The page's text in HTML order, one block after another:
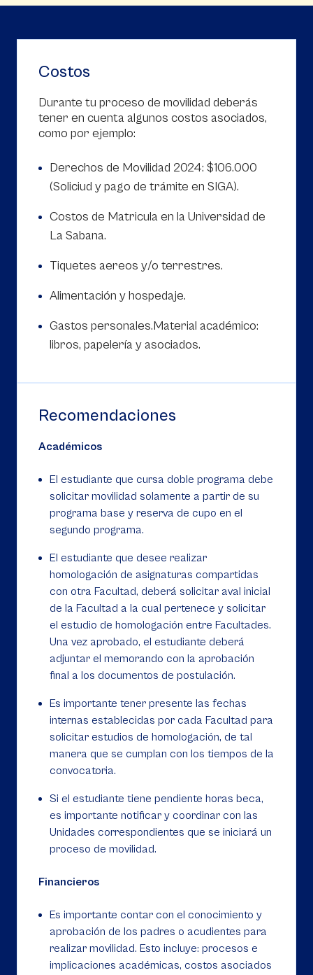
Costos
Durante tu proceso de movilidad deberás
tener en cuenta algunos costos asociados,
como por ejemplo:
Derechos de Movilidad 2024: $106.000
(Soliciud y pago de trámite en SIGA).
Costos de Matricula en la Universidad de
La Sabana.
Tiquetes aereos y/o terrestres.
Alimentación y hospedaje.
Gastos personales.Material académico:
libros, papelería y asociados.
Recomendaciones
Académicos
El estudiante que cursa doble programa debe
solicitar movilidad solamente a partir de su
programa base y reserva de cupo en el
segundo programa.
El estudiante que desee realizar
homologación de asignaturas compartidas
con otra Facultad, deberá solicitar aval inicial
de la Facultad a la cual pertenece y solicitar
el estudio de homologación entre Facultades.
Una vez aprobado, el estudiante deberá
adjuntar el memorando con la aprobación
final a los documentos de postulación.
Es importante tener presente las fechas
internas establecidas por cada Facultad para
solicitar estudios de homologación, de tal
manera que se cumplan con los tiempos de la
convocatoria.
Si el estudiante tiene pendiente horas beca,
es importante notificar y coordinar con las
Unidades correspondientes que se iniciará un
proceso de movilidad.
Financieros
Es importante contar con el conocimiento y
aprobación de los padres o acudientes para
realizar movilidad. Esto incluye: procesos e
implicaciones académicas, costos asociados